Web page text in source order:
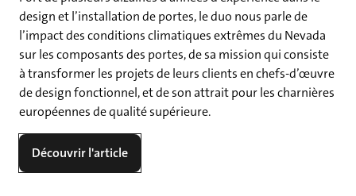
design et l’installation de portes, le duo nous parle de
l’impact des conditions climatiques extrêmes du Nevada
sur les composants des portes, de sa mission qui consiste
à transformer les projets de leurs clients en chefs-d’œuvre
de design fonctionnel, et de son attrait pour les charnières
européennes de qualité supérieure.
Découvrir l'article